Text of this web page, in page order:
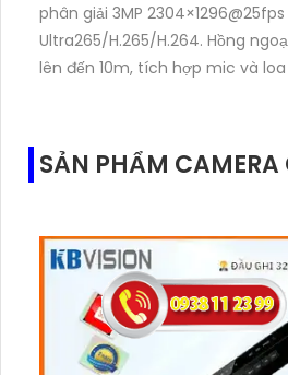
phân giải 3MP
Ultra265/H.265/H.264. Hồng
lên đến 10m, tích hợp mic và
SẢN PHẨM CAMERA